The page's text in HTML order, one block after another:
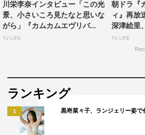
写真家・新津保建秀 コメント
川栄李奈インタビュー「この光
景、小さいころ見たなと思いな
がら」『カムカムエヴリバ...
TV LIFE
朝ドラ『
ィ』再放
深津絵里
TV LIFE
ランキング
1 黒嵜菜々子、ランジェリー姿で